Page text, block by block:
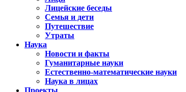
Лицейские беседы
Семья и дети
Путешествие
Утраты
Наука
Новости и факты
Гуманитарные науки
Естественно-математические науки
Наука в лицах
Проекты